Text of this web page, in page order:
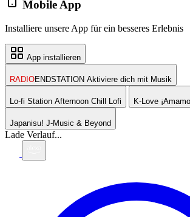
Mobile App
Installiere unsere App für ein besseres Erlebnis
App installieren
RADIOENDSTATION Aktiviere dich mit Musik
Lo-fi Station Afternoon Chill Lofi K-Love
Japanisu! J-Music & Beyond
Lade Verlauf...